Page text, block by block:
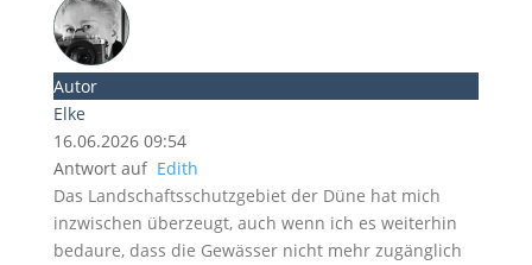
Autor
Elke
16.06.2026 09:54
Antwort auf Edith
Das Landschaftsschutzgebiet der Düne hat mich
inzwischen überzeugt, auch wenn ich es weiterhin
bedaure, dass die Gewässer nicht mehr zugänglich